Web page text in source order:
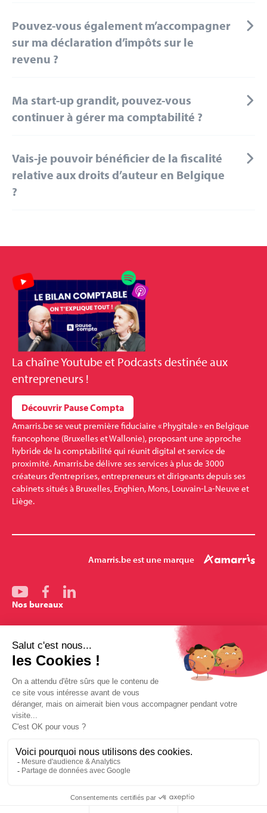
Pouvez-vous également m’accompagner
sur ma déclaration d’impôts sur le
revenu ?
Ma start-up grandit, pouvez-vous
continuer à gérer ma comptabilité ?
Vais-je pouvoir bénéficier de la fiscalité
relative aux droits d’auteur en Belgique
?
La chaîne Youtube et Podcasts destinée aux
entrepreneurs !
Découvrir Pause Compta
Amarris.be se veut première fiduciaire « Phygitale » en Belgique
francophone (Bruxelles et Wallonie), proposant une approche
hybride de la comptabilité qui réunit digital et service de
proximité. Amarris.be délivre ses services à plus de 3000
créateurs d’entreprises, entrepreneurs et dirigeants depuis ses
cabinets situés à Bruxelles, Enghien, Mons, Louvain-La-Neuve et
Liège.
Amarris.be est une marque
Nos bureaux
Enghien
Pharmalex
Amarris-Santé
Mentions légales
Conditions générales de vente
Politique des données Amarris.be
Mécanisé avec soin par Le Petit Garage